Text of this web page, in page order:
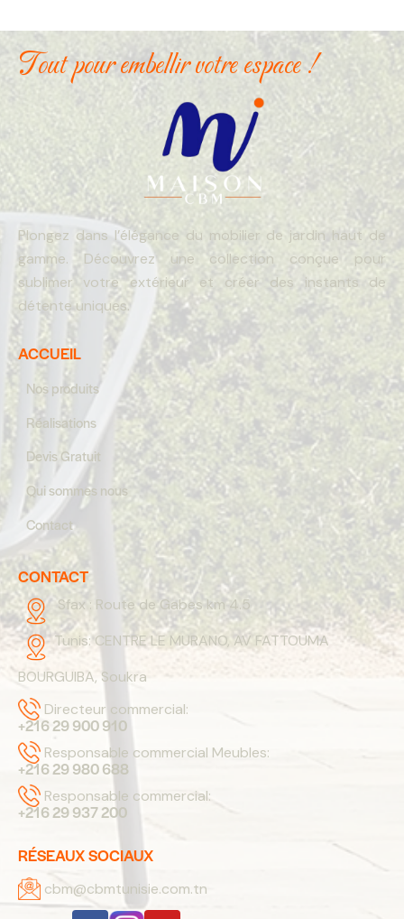
Tout pour embellir votre espace !
Plongez dans l’élégance du mobilier de jardin haut de
gamme. Découvrez une collection conçue pour
sublimer votre extérieur et créer des instants de
détente uniques.
ACCUEIL
Nos produits
Réalisations
Devis Gratuit
Qui sommes nous
Contact
CONTACT
Sfax : Route de Gabes km 4.5
Tunis:CENTRE LE MURANO, AV FATTOUMA
BOURGUIBA, Soukra
Directeur commercial:
+216 29 900 910
Responsable commercial Meubles:
+216 29 980 688
Responsable commercial:
+216 29 937 200
RÉSEAUX SOCIAUX
cbm@cbmtunisie.com.tn